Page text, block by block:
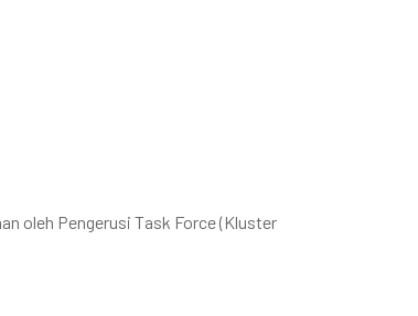
oleh Pengerusi Task Force (Kluster